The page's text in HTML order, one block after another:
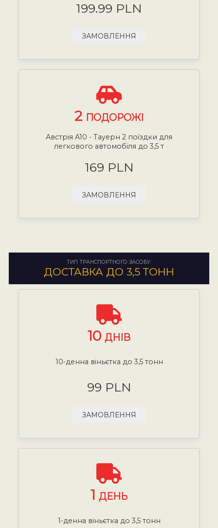
199.99 PLN
ЗАМОВЛЕННЯ
2 ПОДОРОЖІ
Австрія A10 - Тауерн 2 поїздки для
легкового автомобіля до 3,5 т
169 PLN
ЗАМОВЛЕННЯ
ТИП ТРАНСПОРТНОГО ЗАСОБУ:
ДОСТАВКА ДО 3,5 ТОНН
10 ДНІВ
10-денна віньєтка до 3,5 тонн
99 PLN
ЗАМОВЛЕННЯ
1 ДЕНЬ
1-денна віньєтка до 3,5 тонн